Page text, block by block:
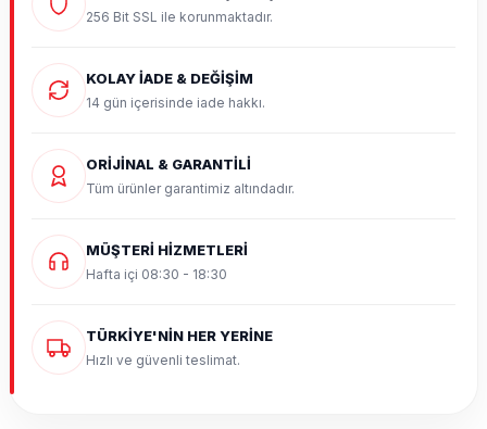
256 Bit SSL ile korunmaktadır.
KOLAY İADE & DEĞİŞİM
14 gün içerisinde iade hakkı.
ORİJİNAL & GARANTİLİ
Tüm ürünler garantimiz altındadır.
MÜŞTERİ HİZMETLERİ
Hafta içi 08:30 - 18:30
TÜRKİYE'NİN HER YERİNE
Hızlı ve güvenli teslimat.